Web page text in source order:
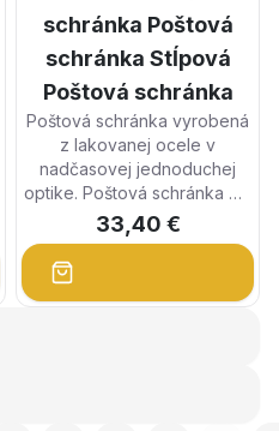
schránka Poštová
schránka Stĺpová
Poštová schránka
Poštová schránka vyrobená
z lakovanej ocele v
nadčasovej jednoduchej
optike. Poštová schránka má
veľký otvor na holuby,
predná chlopňa je
uzamykateľná a schránka je
dodávaná s dvoma kľúčmi.
33,40 €